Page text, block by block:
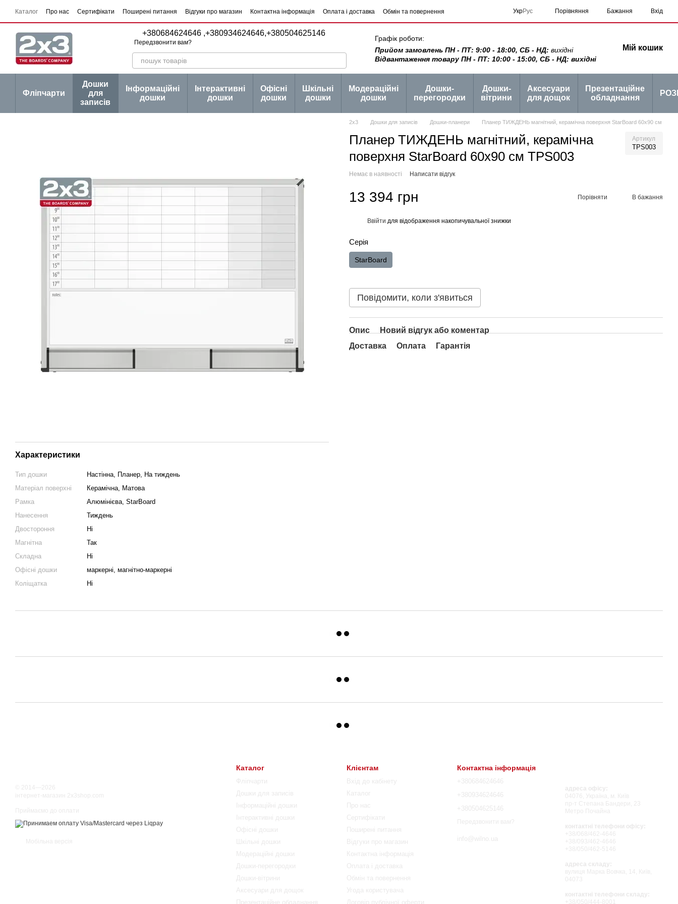
Перейти до основного контенту
Каталог Про нас Сертифікати Поширені питання Відгуки про магазин Контактна інформація Оплата і доставка
Обмін та повернення
Угода користувача
Договір публічної оферти Серії товарів Блог
УкрРус Порівняння Бажання Вхід
+380684624646 ,+380934624646,+380504625146
Передзвонити вам?
Графік роботи:
Прийом замовлень ПН - ПТ: 9:00 - 18:00, СБ - НД: вихідні
Відвантаження товару ПН - ПТ: 10:00 - 15:00, СБ - НД: вихідні
Мій кошик
Фліпчарти
Дошки
для
записів
Інформаційні
дошки
Інтерактивні
дошки
Офісні
дошки
Шкільні
дошки
Модераційні
дошки
Дошки-
перегородки
Дошки-
вітрини
Аксесуари
для дощок
Презентаційне
обладнання
Характеристики
Тип дошки
Настінна, Планер, На тиждень
Матеріал поверхні
Керамічна, Матова
Рамка
Алюмінієва, StarBoard
Нанесення
Тиждень
Двостороння
Ні
Магнітна
Так
Складна
Ні
Офісні дошки
маркерні, магнітно-маркерні
Коліщатка
Ні
2х3 Дошки для записів Дошки-планери Планер ТИЖДЕНЬ магнітний, керамічна поверхня StarBoard 60х90 см
Планер ТИЖДЕНЬ магнітний, керамічна
поверхня StarBoard 60х90 см TPS003
Артикул
TPS003
Немає в наявності Написати відгук
13 394 грн Порівняти В бажання
Ввійти для відображення накопичувальної знижки
Серія
StarBoard
Повідомити, коли з'явиться
Опис
Новий відгук або коментар
Доставка
Оплата Гарантія
© 2014—2026
інтернет-магазин 2x3shop.com
Приймаємо до оплати
Мобільна версія
Каталог
Фліпчарти
Дошки для записів
Інформаційні дошки
Інтерактивні дошки
Офісні дошки
Шкільні дошки
Модераційні дошки
Дошки-перегородки
Дошки-вітрини
Аксесуари для дощок
Презентаційне обладнання
Клієнтам
Вхід до кабінету
Каталог
Про нас
Сертифікати
Поширені питання
Відгуки про магазин
Контактна інформація
Оплата і доставка
Обмін та повернення
Угода користувача
Договір публічної оферти
Контактна інформація
+380684624646
+380934624646
+380504625146
Передзвонити вам?
info@wilno.ua
адреса офісу:
04076, Україна, м. Київ
пр-т Степана Бандери, 23
Метро Почайна
контактні телефони офісу:
+38/068/462-4646
+38/093/462-4646
+38/050/462-5146
адреса складу:
вулиця Марка Вовчка, 14, Київ,
04073
контактні телефони складу:
+38/050/444-8001